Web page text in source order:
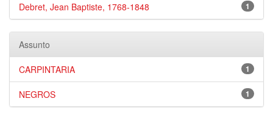
1
Debret, Jean Baptiste, 1768-1848
Assunto
1
CARPINTARIA
1
NEGROS